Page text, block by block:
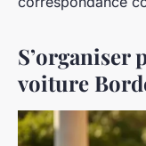
S’organiser
voiture